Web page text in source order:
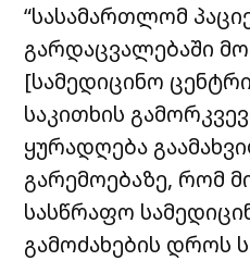
“სასამართლომ
გარდაცვალებაში
[სამედიცინო
საკითხის
ყურადღება
გარემოებაზე, რომ
სასწრაფო
გამოძახების დროს